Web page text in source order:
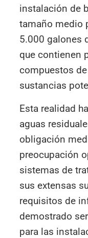
instalación de
tamaño medio
5.000 galones
que contienen
compuestos
sustancias
Esta realidad
aguas
obligación
preocupación
sistemas de
sus extensas
requisitos de
demostrado
para las